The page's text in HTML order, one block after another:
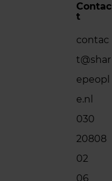
Contac
t
contac
t@shar
epeopl
e.nl
030
20808
02
06